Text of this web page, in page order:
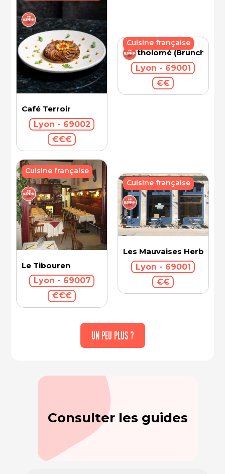
Café Terroir
Lyon - 69002
€€€
Bartholomé (Brunch)
Lyon - 69001
€€
Cuisine française
Le Tibouren
Lyon - 69007
€€€
Cuisine française
Les Mauvaises Herbes
Lyon - 69001
€€
Cuisine française
UN PEU PLUS ?
Consulter les guides